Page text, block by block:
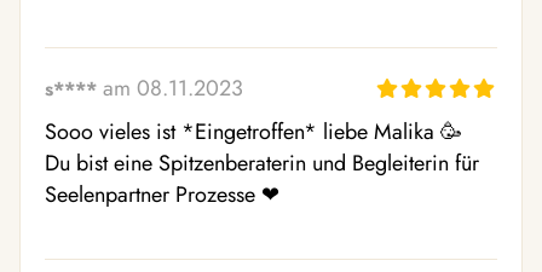
s**** am 08.11.2023
Sooo vieles ist *Eingetroffen* liebe Malika 🥳
Du bist eine Spitzenberaterin und Begleiterin für
Seelenpartner Prozesse ❤ ️